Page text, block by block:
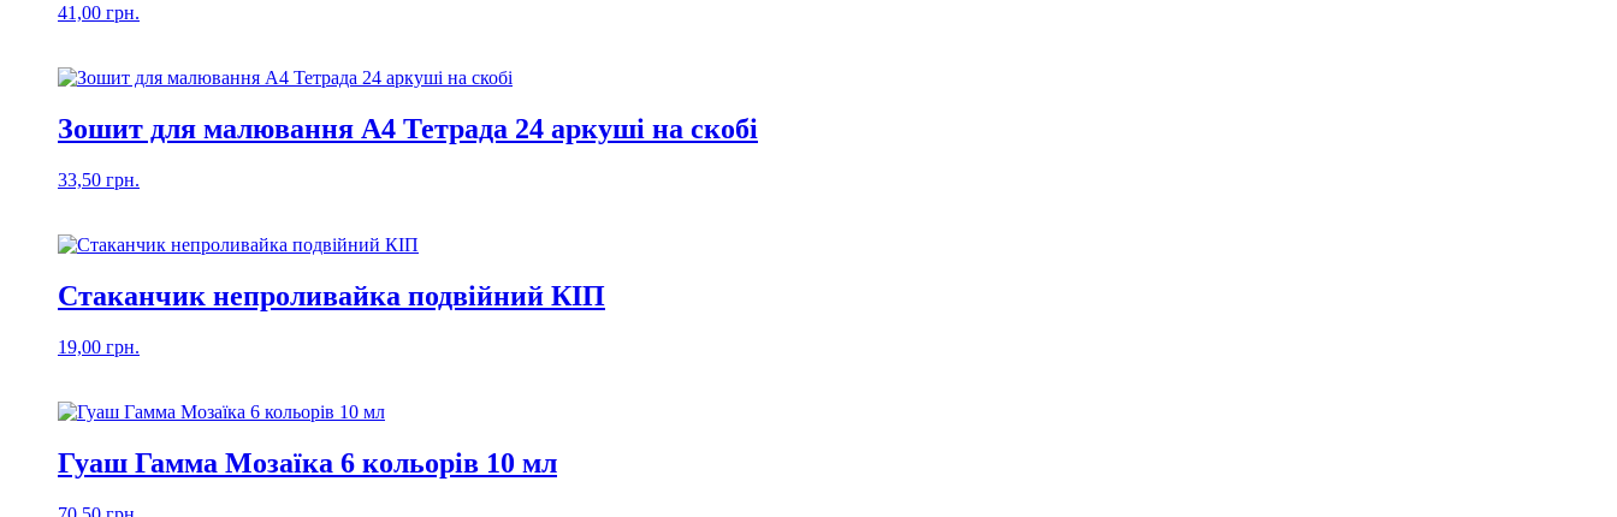
41,00 грн.
Зошит для малювання А4 Тетрада 24 аркуші на скобі
33,50 грн.
Стаканчик непроливайка подвійний КІП
19,00 грн.
Гуаш Гамма Мозаїка 6 кольорів 10 мл